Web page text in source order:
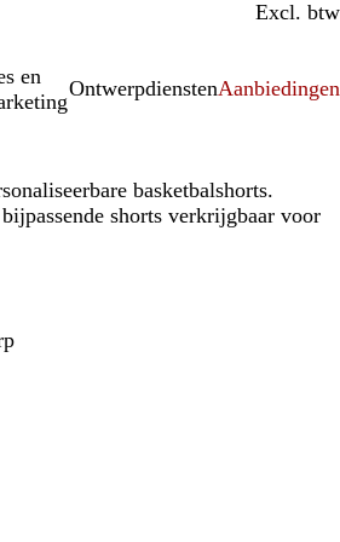
Incl. btw
Excl. btw
en
OntwerpdienstenAanbiedingen
basketbalshorts.
shorts verkrijgbaar voor